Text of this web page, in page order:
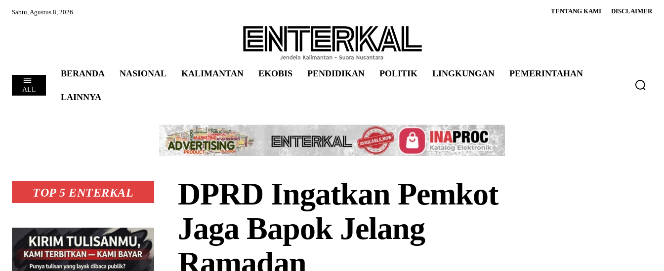
Sabtu, Agustus 8, 2026 TENTANG KAMI DISCLAIMER
ALL
BERANDA NASIONAL KALIMANTAN EKOBIS PENDIDIKAN POLITIK LINGKUNGAN PEMERINTAHAN
LAINNYA
TOP 5 ENTERKAL
DPRD Ingatkan Pemkot
Jaga Bapok Jelang
Ramadan